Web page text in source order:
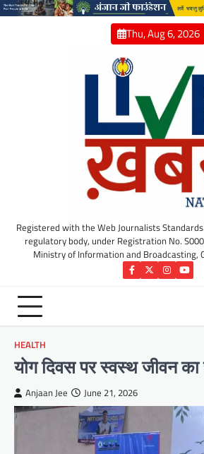
Skip
Thu, Aug 6, 2026
Registered with the Web Journalists
regulatory body, under Registration No.
Ministry of Information and Broadcasting,
Facebook
TwitterInstagram
HEALTH
योग दिवस पर स्वस्थ जीवन
Anjaan Jee June 21, 2026